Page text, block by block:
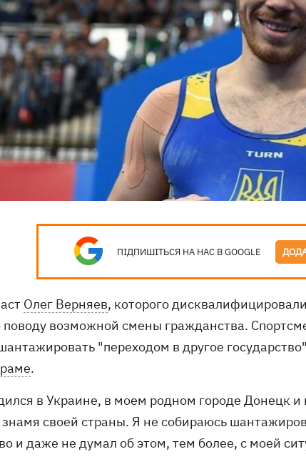
ПІДПИШІТЬСЯ НА НАС В GOOGLE
Олег Верняев, которого
возможной смены гражданства.
"переходом в другое
.
в Украине, в моем родном городе Донецк
своей страны. Я не собираюсь
и даже не думал об этом, тем более, с моей